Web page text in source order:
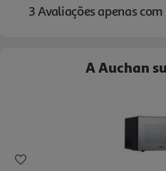
A Auchan